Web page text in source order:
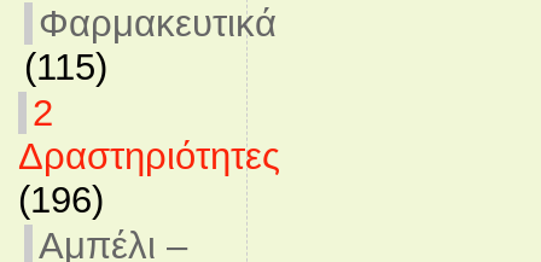
Φαρμακευτικά
(115)
2
Δραστηριότητες
(196)
Αμπέλι –